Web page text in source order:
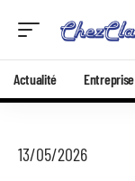
Actualité Entreprise
13/05/2026